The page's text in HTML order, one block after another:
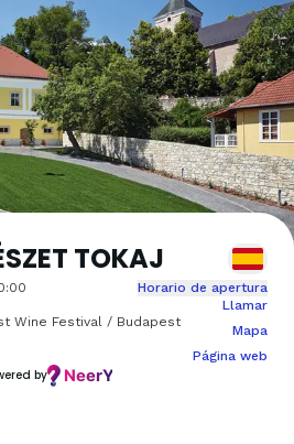
TOKAJ
Horario de apertura
Llamar
Wine Festival / Budapest
Mapa
Página web
by